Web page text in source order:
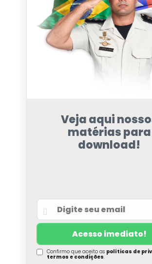
Veja aqui
matérias para
download!
Confirmo que aceito as políticas de
termos e condições.